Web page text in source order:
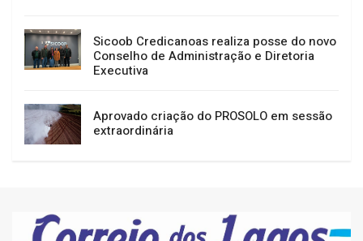
Sicoob Credicanoas realiza posse do novo
Conselho de Administração e Diretoria
Executiva
Aprovado criação do PROSOLO em sessão
extraordinária